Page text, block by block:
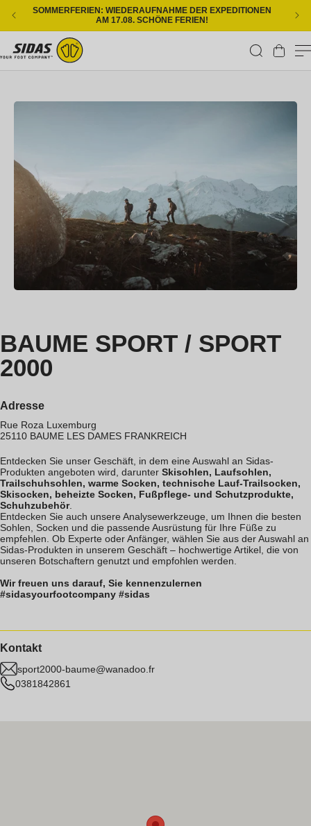
Direkt zum Inhalt
SOMMERFERIEN: WIEDERAUFNAHME DER EXPEDITIONEN
AM 17.08. SCHÖNE FERIEN!
Warenkorb
BAUME SPORT / SPORT
2000
Adresse
Rue Roza Luxemburg
25110 BAUME LES DAMES FRANKREICH
Entdecken Sie unser Geschäft, in dem eine Auswahl an Sidas-
Produkten angeboten wird, darunter Skisohlen, Laufsohlen,
Trailschuhsohlen, warme Socken, technische Lauf-Trailsocken,
Skisocken, beheizte Socken, Fußpflege- und Schutzprodukte,
Schuhzubehör.
Entdecken Sie auch unsere Analysewerkzeuge, um Ihnen die besten
Sohlen, Socken und die passende Ausrüstung für Ihre Füße zu
empfehlen. Ob Experte oder Anfänger, wählen Sie aus der Auswahl an
Sidas-Produkten in unserem Geschäft – hochwertige Artikel, die von
unseren Botschaftern genutzt und empfohlen werden.
Wir freuen uns darauf, Sie kennenzulernen
#sidasyourfootcompany #sidas
Kontakt
sport2000-baume@wanadoo.fr
0381842861